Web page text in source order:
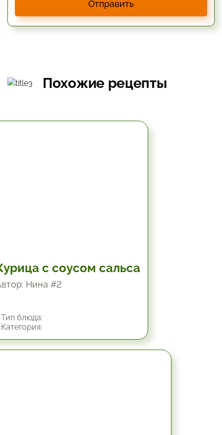
Отправить
Похожие рецепты
с соусом сальса
Нина #2
блюда: